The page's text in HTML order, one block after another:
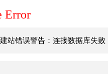
Error
站错误警告：连接数据库失